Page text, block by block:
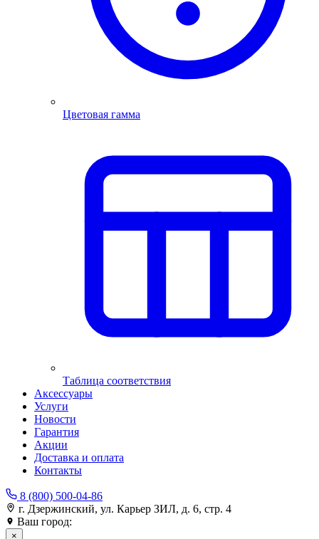
Цветовая гамма
Таблица соответствия
Аксессуары
Услуги
Новости
Гарантия
Акции
Доставка и оплата
Контакты
8 (800) 500-04-86
г. Дзержинский, ул. Карьер ЗИЛ, д. 6, стр. 4
Ваш город:
×